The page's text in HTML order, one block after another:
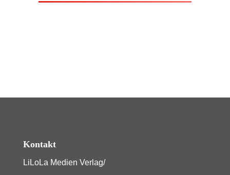
Kontakt
LiLoLa Medien Verlag/